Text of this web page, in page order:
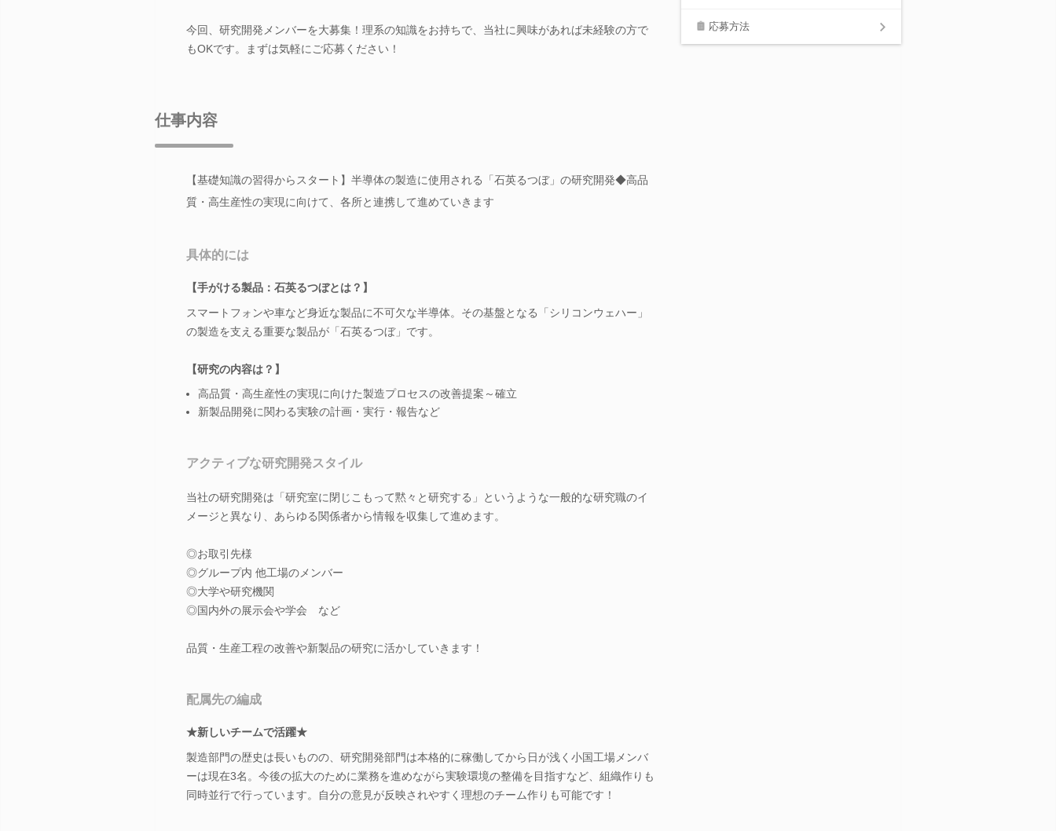
今回、研究開発メンバーを大募集！理系の知識をお持ちで、当社に興味があれば未経験の方で
もOKです。まずは気軽にご応募ください！
仕事内容
【基礎知識の習得からスタート】半導体の製造に使用される「石英るつぼ」の研究開発◆高品
質・高生産性の実現に向けて、各所と連携して進めていきます
具体的には
【手がける製品：石英るつぼとは？】
スマートフォンや車など身近な製品に不可欠な半導体。その基盤となる「シリコンウェハー」
の製造を支える重要な製品が「石英るつぼ」です。
【研究の内容は？】
高品質・高生産性の実現に向けた製造プロセスの改善提案～確立
新製品開発に関わる実験の計画・実行・報告など
アクティブな研究開発スタイル
当社の研究開発は「研究室に閉じこもって黙々と研究する」というような一般的な研究職のイ
メージと異なり、あらゆる関係者から情報を収集して進めます。
◎お取引先様
◎グループ内 他工場のメンバー
◎大学や研究機関
◎国内外の展示会や学会 など
品質・生産工程の改善や新製品の研究に活かしていきます！
配属先の編成
★新しいチームで活躍★
製造部門の歴史は長いものの、研究開発部門は本格的に稼働してから日が浅く小国工場メンバ
ーは現在3名。今後の拡大のために業務を進めながら実験環境の整備を目指すなど、組織作りも
同時並行で行っています。自分の意見が反映されやすく理想のチーム作りも可能です！
応募方法